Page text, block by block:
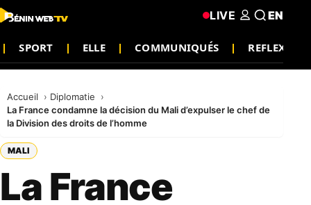
SPORT ELLE COMMUNIQUÉS REFLEXION
LIVE EN
Accueil
Diplomatie
La France condamne la décision du Mali d’expulser le chef de
la Division des droits de l’homme
MALI
La France